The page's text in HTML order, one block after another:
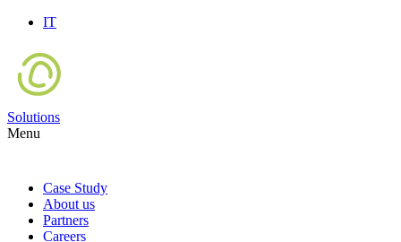
IT
Solutions
Menu
Case Study
About us
Partners
Careers